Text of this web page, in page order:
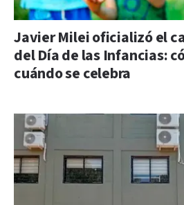
Javier Milei oficializó el
del Día de las Infancias:
cuándo se celebra